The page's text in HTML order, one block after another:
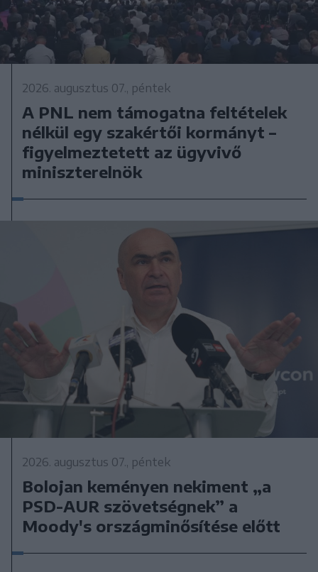
2026. augusztus 07., péntek
A PNL nem támogatna feltételek
nélkül egy szakértői kormányt –
figyelmeztetett az ügyvivő
miniszterelnök
2026. augusztus 07., péntek
Bolojan keményen nekiment „a
PSD-AUR szövetségnek” a
Moody's országminősítése előtt